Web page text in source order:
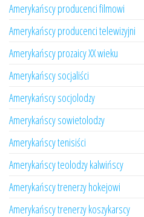
Amerykańscy producenci filmowi
Amerykańscy producenci telewizyjni
Amerykańscy prozaicy XX wieku
Amerykańscy socjaliści
Amerykańscy socjolodzy
Amerykańscy sowietolodzy
Amerykańscy tenisiści
Amerykańscy teolodzy kalwińscy
Amerykańscy trenerzy hokejowi
Amerykańscy trenerzy koszykarscy